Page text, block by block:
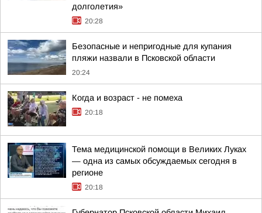
долголетия»
20:28
Безопасные и непригодные для купания
пляжи назвали в Псковской области
20:24
Когда и возраст - не помеха
20:18
Тема медицинской помощи в Великих Луках
— одна из самых обсуждаемых сегодня в
регионе
20:18